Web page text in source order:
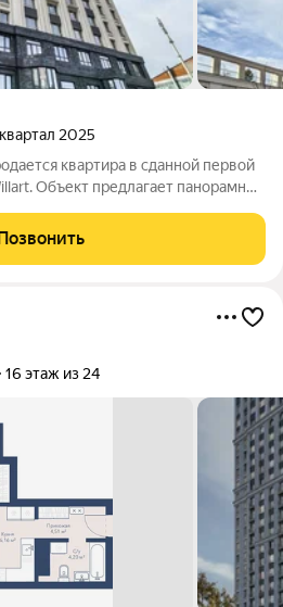
2025
квартира в сданной первой
Объект предлагает панорамные
уникальный
Квартал
16 этаж из 24